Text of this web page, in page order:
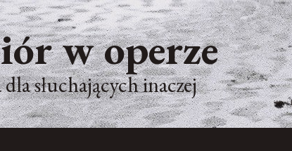
w operze
słuchających inaczej